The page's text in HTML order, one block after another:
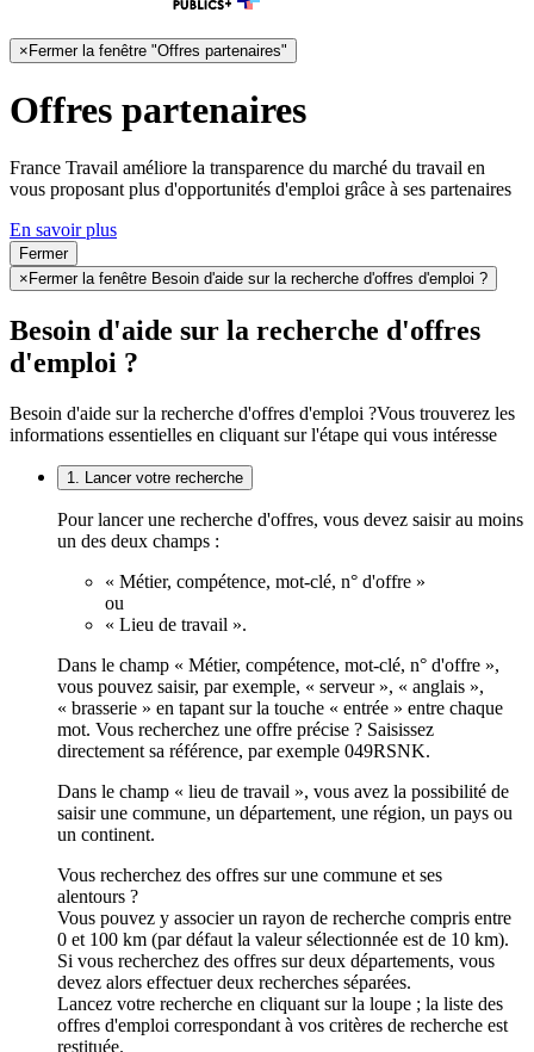
×Fermer la fenêtre "Offres partenaires"
Offres partenaires
France Travail améliore la transparence du marché du travail en
vous proposant plus d'opportunités d'emploi grâce à ses partenaires
En savoir plus
Fermer
× Fermer la fenêtre Besoin d'aide sur la recherche d'offres d'emploi ?
Besoin d'aide sur la recherche d'offres
d'emploi ?
Besoin d'aide sur la recherche d'offres d'emploi ?Vous trouverez les
informations essentielles en cliquant sur l'étape qui vous intéresse
1. Lancer votre recherche
Pour lancer une recherche d'offres, vous devez saisir au moins
un des deux champs :
« Métier, compétence, mot-clé, n° d'offre »
ou
« Lieu de travail ».
Dans le champ « Métier, compétence, mot-clé, n° d'offre »,
vous pouvez saisir, par exemple, « serveur », « anglais »,
« brasserie » en tapant sur la touche « entrée » entre chaque
mot. Vous recherchez une offre précise ? Saisissez
directement sa référence, par exemple 049RSNK.
Dans le champ « lieu de travail », vous avez la possibilité de
saisir une commune, un département, une région, un pays ou
un continent.
Vous recherchez des offres sur une commune et ses
alentours ?
Vous pouvez y associer un rayon de recherche compris entre
0 et 100 km (par défaut la valeur sélectionnée est de 10 km).
Si vous recherchez des offres sur deux départements, vous
devez alors effectuer deux recherches séparées.
Lancez votre recherche en cliquant sur la loupe ; la liste des
offres d'emploi correspondant à vos critères de recherche est
restituée.